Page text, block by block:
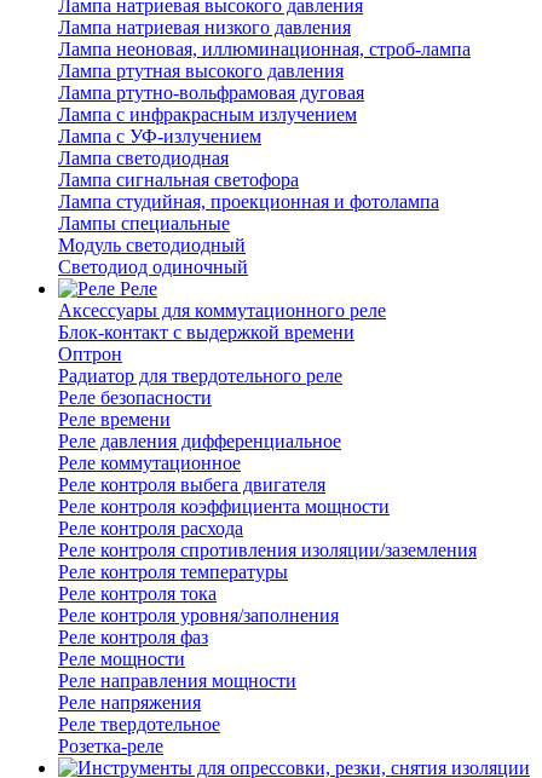
Лампа натриевая высокого давления
Лампа натриевая низкого давления
Лампа неоновая, иллюминационная, строб-лампа
Лампа ртутная высокого давления
Лампа ртутно-вольфрамовая дуговая
Лампа с инфракрасным излучением
Лампа с УФ-излучением
Лампа светодиодная
Лампа сигнальная светофора
Лампа студийная, проекционная и фотолампа
Лампы специальные
Модуль светодиодный
Светодиод одиночный
Реле
Аксессуары для коммутационного реле
Блок-контакт с выдержкой времени
Оптрон
Радиатор для твердотельного реле
Реле безопасности
Реле времени
Реле давления дифференциальное
Реле коммутационное
Реле контроля выбега двигателя
Реле контроля коэффициента мощности
Реле контроля расхода
Реле контроля спротивления изоляции/заземления
Реле контроля температуры
Реле контроля тока
Реле контроля уровня/заполнения
Реле контроля фаз
Реле мощности
Реле направления мощности
Реле напряжения
Реле твердотельное
Розетка-реле